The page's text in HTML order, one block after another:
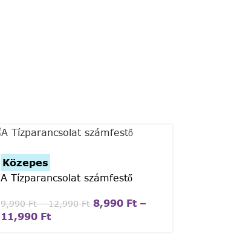
Közepes
A Tízparancsolat számfestő
9,990Ft – 12,990Ft 8,990 Ft –
11,990 Ft